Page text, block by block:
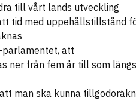
till vårt lands utveckling
tid med uppehållstillstånd
parlamentet, att
ner från fem år till som
man ska kunna